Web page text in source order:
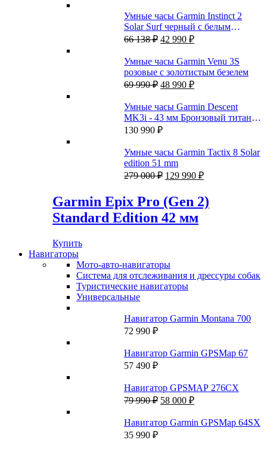
Умные часы Garmin Instinct 2
Solar Surf черный с белым
безелем
66 138₽ Первоначальная
составляла
66
138 ₽.
42 990 ₽Текущая
42
990 ₽.
Умные часы Garmin Venu 3S
розовые с золотистым безелем
69 990₽ Первоначальная
составляла
69
990 ₽.
48 990 ₽Текущая
48
990 ₽.
Умные часы Garmin Descent
MK3i - 43 мм Бронзовый титан с
PVD-покрытием, силиконовый
цвета
130 990 ₽
Умные часы Garmin Tactix 8 Solar
edition 51 mm
279 000₽ Первоначальная
составляла
279
000 ₽.
129 990 ₽Текущая
129
990 ₽.
Garmin Epix Pro (Gen 2)
Standard Edition 42 мм
Купить
Навигаторы
Мото-авто-навигаторы
Система для отслеживания и дрессуры собак
Туристические навигаторы
Универсальные
Навигатор Garmin Montana 700
72 990 ₽
Навигатор Garmin GPSMap 67
57 490 ₽
Навигатор GPSMAP 276CX
79 990₽ Первоначальная
составляла
79
58 000 ₽Текущая
58
Навигатор Garmin GPSMap 64SX
35 990 ₽